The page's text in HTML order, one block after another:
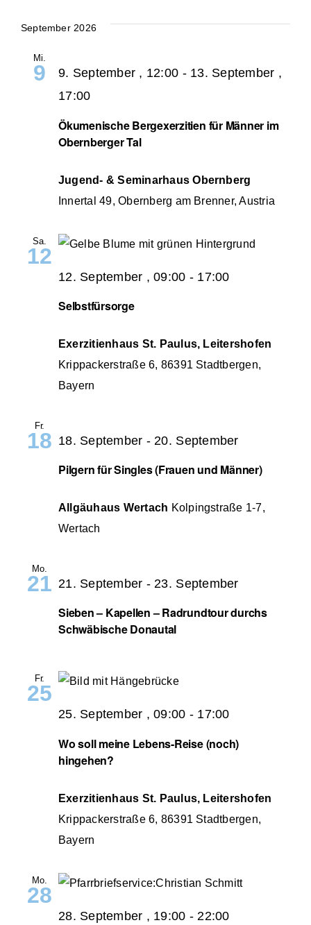
wählen.
September 2026
Mi.
9
Ökumenische Bergexerzitien für Männer im
Obernberger Tal
9. September , 12:00 - 13. September ,
17:00
Jugend- & Seminarhaus Obernberg
Innertal 49, Obernberg am Brenner, Austria
Sa.
12
Selbstfürsorge
12. September , 09:00 - 17:00
Exerzitienhaus St. Paulus, Leitershofen
Krippackerstraße 6, 86391 Stadtbergen,
Bayern
Fr.
18
Pilgern für Singles (Frauen und Männer)
18. September - 20. September
Allgäuhaus Wertach Kolpingstraße 1-7,
Wertach
Mo.
21
Sieben – Kapellen – Radrundtour durchs
Schwäbische Donautal
21. September -23. September
Fr.
25
Wo soll meine Lebens-Reise (noch)
hingehen?
25. September , 09:00 - 17:00
Exerzitienhaus St. Paulus, Leitershofen
Krippackerstraße 6, 86391 Stadtbergen,
Bayern
Mo.
28
28. September , 19:00 - 22:00